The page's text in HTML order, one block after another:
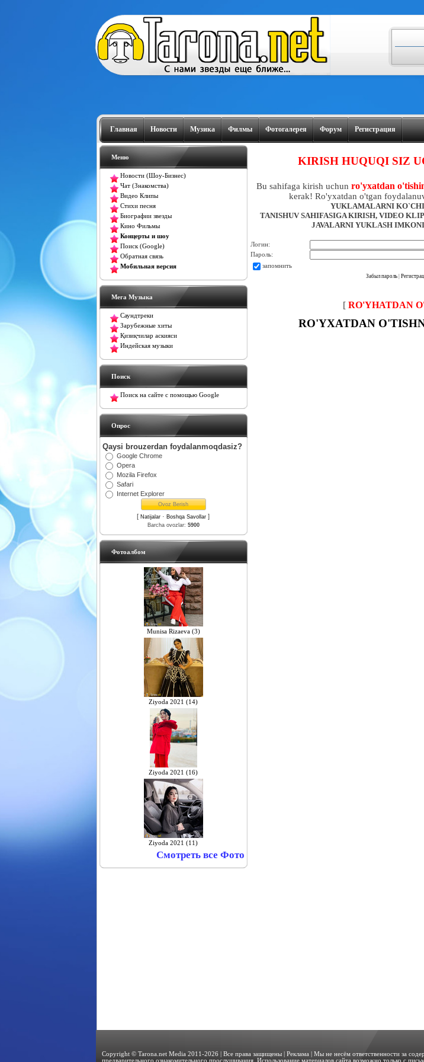
Главная Новости Музика Филмы Фотогалерея Форум Регистрация
Меню
Новости (Шоу-Бизнес)
Чат (Знакомства)
Видео Клипы
Стихи песня
Биографии звезды
Кино Фильмы
Концерты и шоу
Поиск (Google)
Обратная связь
Мобильная версия
Мега Музыка
Саундтреки
Зарубежные хиты
Қизиқчилар аскияси
Индейская музыки
Поиск
Поиск на сайте с помощью Google
Oпрос
Qaysi brouzerdan foydalanmoqdasiz?
Google Chrome
Opera
Mozila Firefox
Safari
Internet Explorer
[ Natijalar · Boshqa Savollar ]
Barcha ovozlar: 5900
Фотоалбом
Munisa Rizaeva (3)
Ziyoda 2021 (14)
Ziyoda 2021 (16)
Ziyoda 2021 (11)
Смотреть все Фото
KIRISH HUQUQI SIZ
Bu sahifaga kirish uchun ro'yxatdan
kerak! Ro'yxatdan o'tgan
YUKLAMALARNI
TANISHUV SAHIFASIGA KIRISH, VIDEO
JAVALARNI YUKLASH
Логин:
Пароль:
запомнить
Забыл пароль
[ RO'YHATDAN
RO'YXATDAN
Copyright © Tarona.net Media 2011-2026 | Все права защищены |Реклама
| Мы не несём ответственности за
предварительного ознакомительного прослушивания. Использование материалов сайта возможно только с